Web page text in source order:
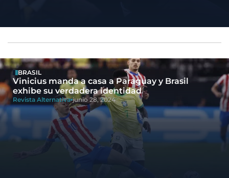
BRASIL
Vinicius manda a casa a Paraguay y Brasil
exhibe su verdadera identidad
Revista Alternativa junio 28, 2024